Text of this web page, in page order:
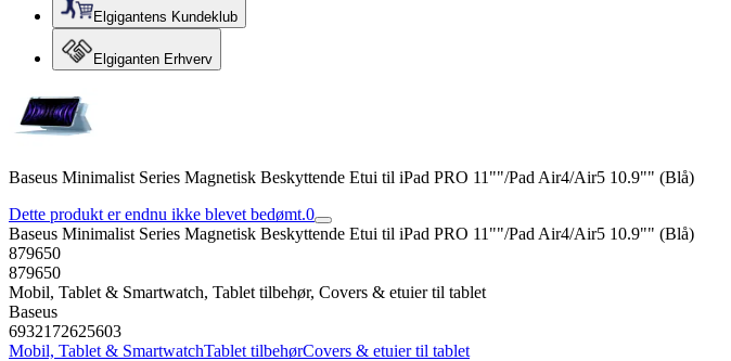
Elgigantens Kundeklub
Elgiganten Erhverv
Baseus Minimalist Series Magnetisk Beskyttende Etui til iPad PRO 11""/Pad Air4/Air5 10.9"" (Blå)
Dette produkt er endnu ikke blevet bedømt.0
Baseus Minimalist Series Magnetisk Beskyttende Etui til iPad PRO 11""/Pad Air4/Air5 10.9"" (Blå)
879650
879650
Mobil, Tablet & Smartwatch, Tablet tilbehør, Covers & etuier til tablet
Baseus
6932172625603
Mobil, Tablet & SmartwatchTablet tilbehørCovers & etuier til tablet